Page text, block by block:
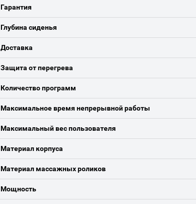
Гарантия
Глубина сиденья
Доставка
Защита от перегрева
Количество программ
Максимальное время непрерывной работы
Максимальный вес пользователя
Материал корпуса
Материал массажных роликов
Мощность